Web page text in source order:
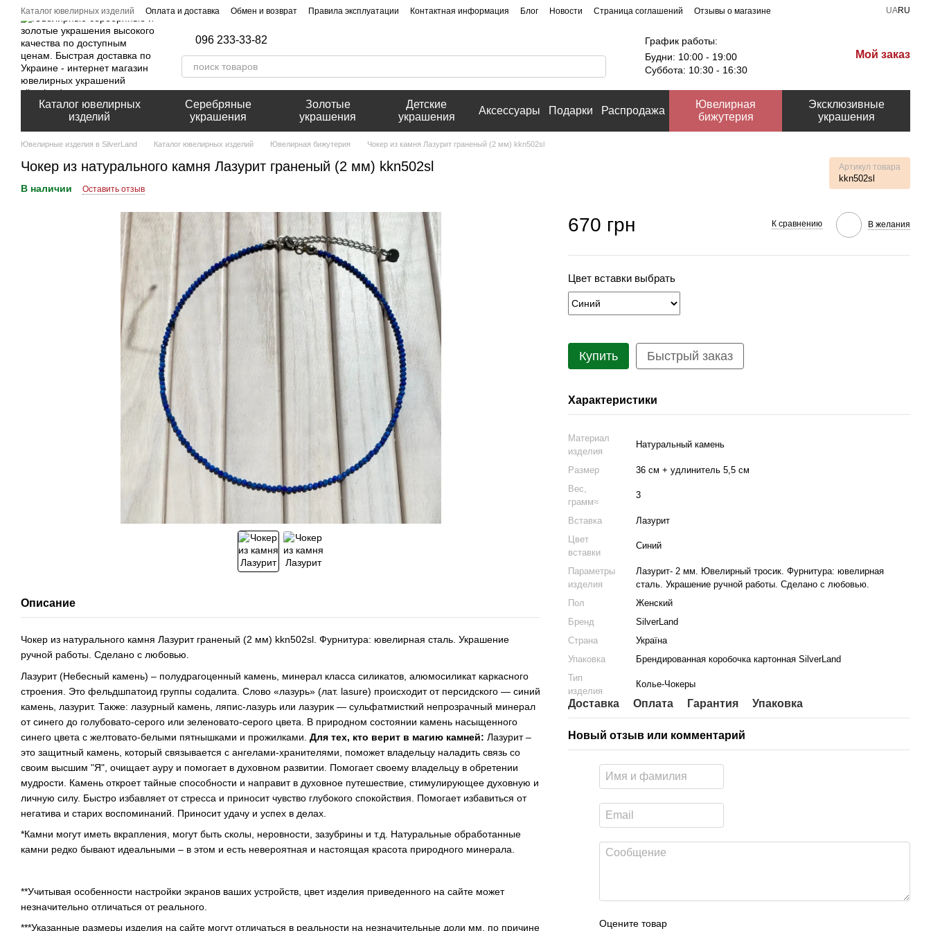
Перейти к основному контенту
Каталог ювелирных изделий Оплата и доставка Обмен и возврат Правила эксплуатации Контактная информация Блог Новости Страница соглашений Отзывы о магазине UARU
096 233-33-82
График работы:
Будни: 10:00 - 19:00
Суббота: 10:30 - 16:30
Мой заказ
Каталог ювелирных
изделий
Серебряные
украшения
Золотые
украшения
Детские
украшения
Аксессуары Подарки Распродажа
Ювелирная
бижутерия
Эксклюзивные
украшения
Ювелирные изделия в SilverLand Каталог ювелирных изделий Ювелирная бижутерия Чокер из камня Лазурит граненый (2 мм) kkn502sl
Чокер из натурального камня Лазурит граненый (2 мм) kkn502sl Артикул товара
kkn502sl
В наличии Оставить отзыв
Описание
Чокер из натурального камня Лазурит граненый (2 мм) kkn502sl. Фурнитура: ювелирная сталь. Украшение
ручной работы. Сделано с любовью.
Лазурит (Небесный камень) – полудрагоценный камень, минерал класса силикатов, алюмосиликат каркасного
строения. Это фельдшпатоид группы содалита. Слово «лазурь» (лат. lasure) происходит от персидского — синий
камень, лазурит. Также: лазурный камень, ляпис-лазурь или лазурик — сульфатмисткий непрозрачный минерал
от синего до голубовато-серого или зеленовато-серого цвета. В природном состоянии камень насыщенного
синего цвета с желтовато-белыми пятнышками и прожилками. Для тех, кто верит в магию камней: Лазурит –
это защитный камень, который связывается с ангелами-хранителями, поможет владельцу наладить связь со
своим высшим "Я", очищает ауру и помогает в духовном развитии. Помогает своему владельцу в обретении
мудрости. Камень откроет тайные способности и направит в духовное путешествие, стимулирующее духовную и
личную силу. Быстро избавляет от стресса и приносит чувство глубокого спокойствия. Помогает избавиться от
негатива и старих воспоминаний. Приносит удачу и успех в делах.
*Камни могут иметь вкрапления, могут быть сколы, неровности, зазубрины и т.д. Натуральные обработанные
камни редко бывают идеальными – в этом и есть невероятная и настоящая красота природного минерала.
**Учитывая особенности настройки экранов ваших устройств, цвет изделия приведенного на сайте может
незначительно отличаться от реального.
***Указанные размеры изделия на сайте могут отличаться в реальности на незначительные доли мм, по причине
670 грн К сравнению В желания
Цвет вставки выбрать
Купить Быстрый заказ
Характеристики
Материал
изделия
Натуральный камень
Размер
36 см + удлинитель 5,5 см
Вес,
грамм≈
3
Вставка
Лазурит
Цвет
вставки
Синий
Параметры
изделия
Лазурит- 2 мм. Ювелирный тросик. Фурнитура: ювелирная
сталь. Украшение ручной работы. Сделано с любовью.
Пол
Женский
Бренд
SilverLand
Страна
Україна
Упаковка
Брендированная коробочка картонная SilverLand
Тип
изделия
Колье-Чокеры
Доставка Оплата Гарантия Упаковка
Новый отзыв или комментарий
Оцените товар